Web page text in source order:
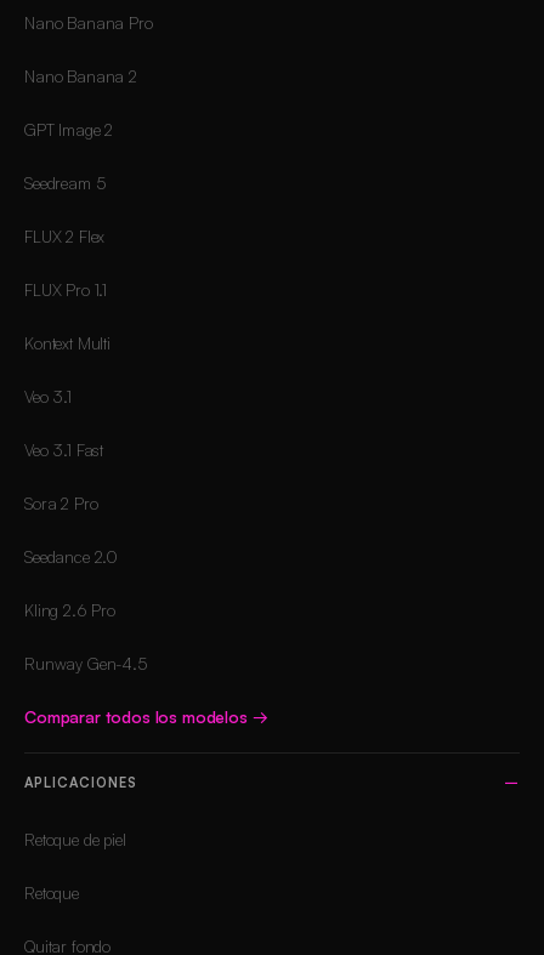
Nano Banana Pro
Nano Banana 2
GPT Image 2
Seedream 5
FLUX 2 Flex
FLUX Pro 1.1
Kontext Multi
Veo 3.1
Veo 3.1 Fast
Sora 2 Pro
Seedance 2.0
Kling 2.6 Pro
Runway Gen-4.5
Comparar todos los modelos →
APLICACIONES
Retoque de piel
Retoque
Quitar fondo